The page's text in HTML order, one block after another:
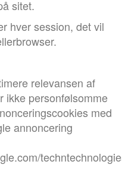
sitet.
hver session, det vil
relevansen af
ikke personfølsomme
med
annoncering